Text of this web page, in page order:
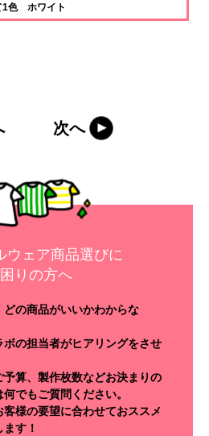
1色 ホワイト
次へ
ウェア商品選びに
りの方へ
どの商品がいいかわからな
の担当者がヒアリングをさせ
算、製作枚数などお決まりの
でもご質問ください。
様の要望に合わせておススメ
す！